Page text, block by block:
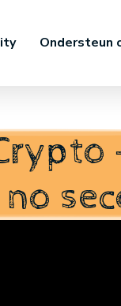
Ondersteun
no